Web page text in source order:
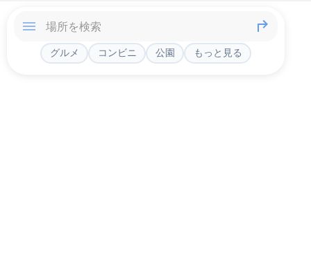
グルメ コンビニ 公園 もっと見る